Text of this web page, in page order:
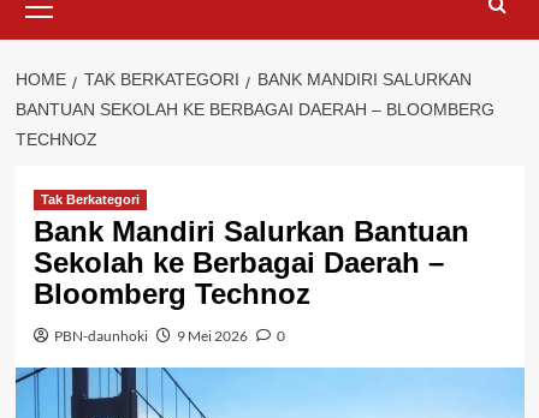
Menu
HOME TAK BERKATEGORI
BANK MANDIRI SALURKAN
BANTUAN SEKOLAH KE BERBAGAI DAERAH – BLOOMBERG
TECHNOZ
Tak Berkategori
Bank Mandiri Salurkan Bantuan
Sekolah ke Berbagai Daerah –
Bloomberg Technoz
PBN-daunhoki 9 Mei 2026 0